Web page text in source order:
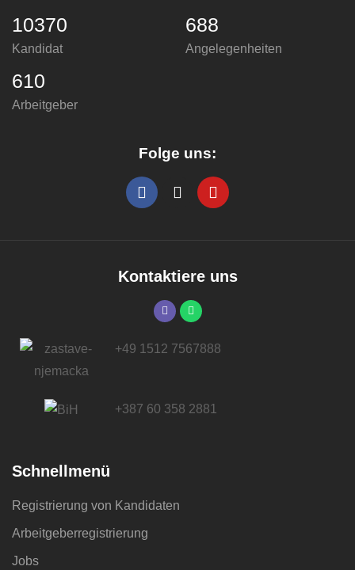
10370
Kandidat
688
Angelegenheiten
610
Arbeitgeber
Folge uns:
Kontaktiere uns
+49 1512 7567888
+387 60 358 2881
Schnellmenü
Registrierung von Kandidaten
Arbeitgeberregistrierung
Jobs